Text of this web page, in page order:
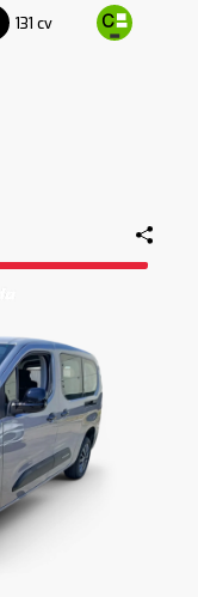
131 cv